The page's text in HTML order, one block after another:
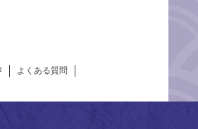
よくある質問